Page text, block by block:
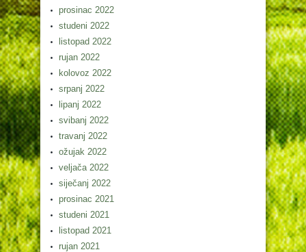
prosinac 2022
studeni 2022
listopad 2022
rujan 2022
kolovoz 2022
srpanj 2022
lipanj 2022
svibanj 2022
travanj 2022
ožujak 2022
veljača 2022
siječanj 2022
prosinac 2021
studeni 2021
listopad 2021
rujan 2021